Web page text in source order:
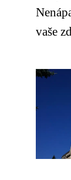
vaše